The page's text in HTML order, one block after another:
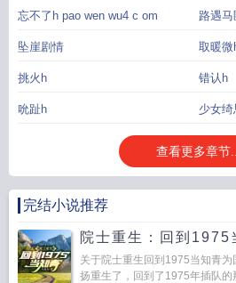
忘不了h pao wen wu4 c om 路遇
坠崖剧情 取暖微
挑火h 错认h
吮趾h 少女
查看更多章节...
完结小说推荐
院士重生：回到1975
关于院士重生回到1975当知青
扬重生了，回到了1975年插队的